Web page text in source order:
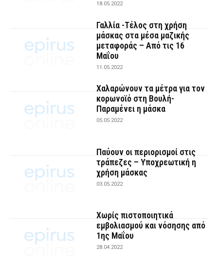
18.05.2022
Γαλλία -Τέλος στη χρήση
μάσκας στα μέσα μαζικής
μεταφοράς – Από τις 16
Μαΐου
11.05.2022
Χαλαρώνουν τα μέτρα για τον
κορωνοϊό στη Βουλή-
Παραμένει η μάσκα
05.05.2022
Παύουν οι περιορισμοί στις
τράπεζες – Υποχρεωτική η
χρήση μάσκας
03.05.2022
Χωρίς πιστοποιητικά
εμβολιασμού και νόσησης από
1ης Μαΐου
28.04.2022